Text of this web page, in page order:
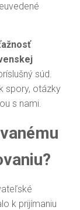
súd.
spory, otázky
s nami.
k prijímaniu